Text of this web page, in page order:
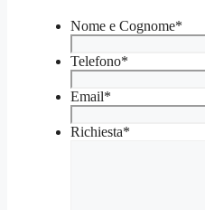
Nome e Cognome*
Telefono*
Email*
Richiesta*